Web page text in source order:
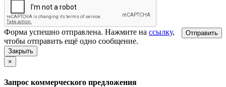
Отправить
Форма успешно отправлена. Нажмите на ссылку,
чтобы отправить ещё одно сообщение.
Закрыть
×
Запрос коммерческого предложения